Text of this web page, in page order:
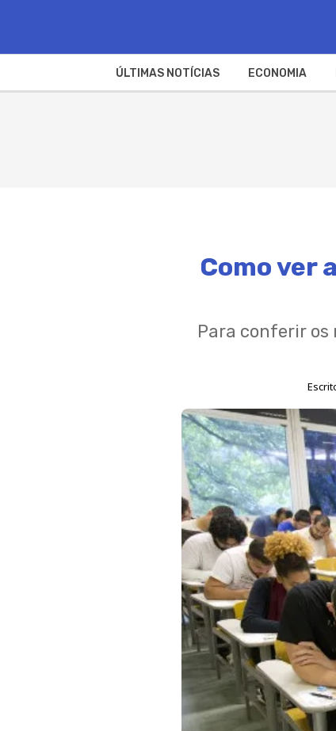
ÚLTIMAS NOTÍCIAS ECONOMIA
Como ver
Para conferir os